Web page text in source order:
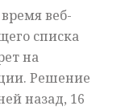
веб-
списка
на
Решение
назад, 16